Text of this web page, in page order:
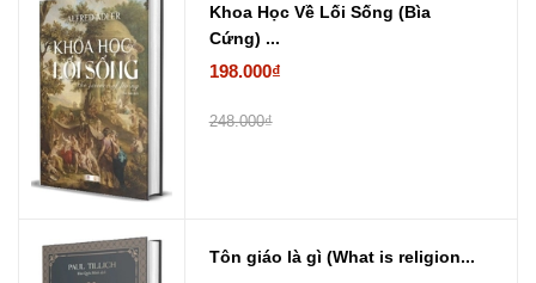
Khoa Học Về Lối Sống (Bìa
Cứng) ...
198.000₫
248.000₫
Tôn giáo là gì (What is religion...